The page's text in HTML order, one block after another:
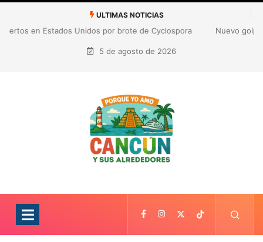
ULTIMAS NOTICIAS
Nuevo golpe a Gianni Infantino: ligas europeas rechazan la
expansión de las competiciones de la FIFA
5 de agosto de 2026